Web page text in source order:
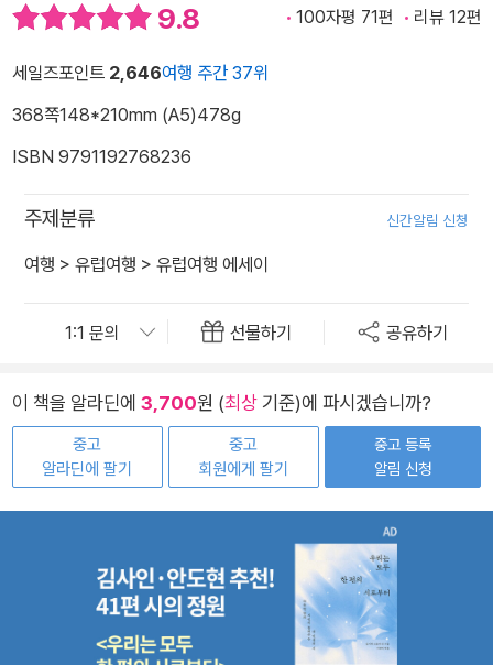
9.8 100자평 71편 리뷰 12편
세일즈포인트 2,646여행 주간 37위
368쪽148*210mm (A5)478g
ISBN 9791192768236
주제분류 신간알림 신청
여행 > 유럽여행 > 유럽여행 에세이
선물하기 공유하기
이 책을 알라딘에 3,700원 (최상 기준)에 파시겠습니까?
중고
알라딘에 팔기
중고
회원에게 팔기
중고 등록
알림 신청